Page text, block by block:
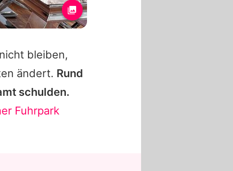
bleiben,
ändert. Rund
schulden.
Fuhrpark